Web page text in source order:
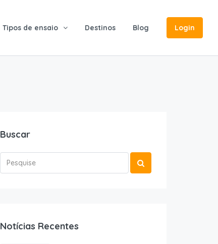
Tipos de ensaio Destinos Blog Login
Buscar
Notícias Recentes